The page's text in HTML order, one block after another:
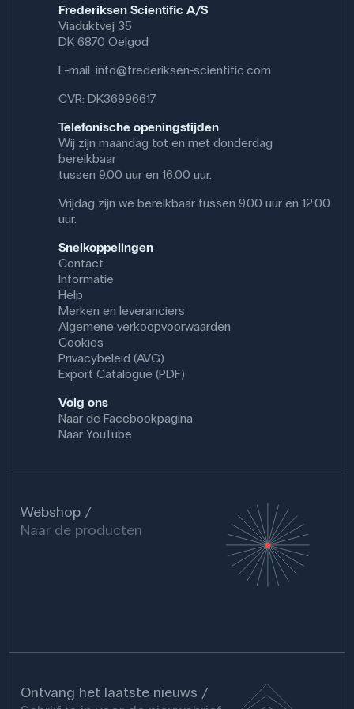
Specifikationer
Farve: Transparent
Ydre Diameter (mm): 6 mm
Dimensioner: (ø x l) 4/6 mm x 5 m
Materiale: Silikone
Frederiksen Scientific A/S
Viaduktvej 35
DK 6870 Oelgod
E-mail:info@frederiksen-scientific.com
CVR: DK36996617
Telefonische openingstijden
Wij zijn maandag tot en met donderdag
bereikbaar
tussen 9.00 uur en 16.00 uur.
Vrijdag zijn we bereikbaar tussen 9.00 uur en 12.00
uur.
Snelkoppelingen
Contact
Informatie
Help
Merken en leveranciers
Algemene verkoopvoorwaarden
Cookies
Privacybeleid (AVG)
Export Catalogue (PDF)
Volg ons
Naar de Facebookpagina
Naar YouTube
Webshop
Naar de producten
Ontvang het laatste nieuws